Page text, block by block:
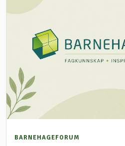
BARNEHAGEFORUM